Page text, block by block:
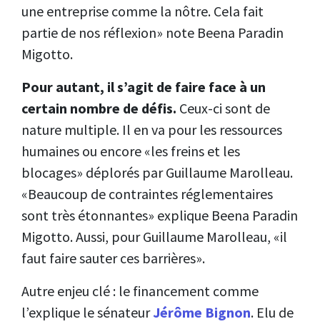
une entreprise comme la nôtre. Cela fait
partie de nos réflexion» note Beena Paradin
Migotto.
Pour autant, il s’agit de faire face à un
certain nombre de défis. Ceux-ci sont de
nature multiple. Il en va pour les ressources
humaines ou encore «les freins et les
blocages» déplorés par Guillaume Marolleau.
«Beaucoup de contraintes réglementaires
sont très étonnantes» explique Beena Paradin
Migotto. Aussi, pour Guillaume Marolleau, «il
faut faire sauter ces barrières».
Autre enjeu clé : le financement comme
l’explique le sénateurJérôme Bignon. Elu de